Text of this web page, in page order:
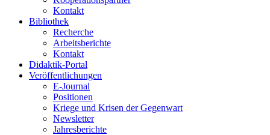
Kontakt
Bibliothek
Recherche
Arbeitsberichte
Kontakt
Didaktik-Portal
Veröffentlichungen
E­-Journal
Positionen
Kriege und Krisen der Gegenwart
Newsletter
Jahresberichte